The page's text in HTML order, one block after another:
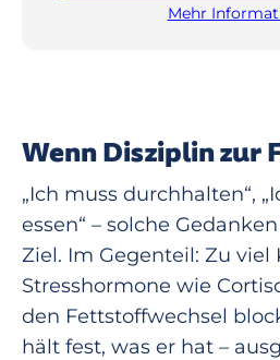
Mehr
Wenn Disziplin zur
„Ich muss durchhalten“,
essen“ – solche
Ziel. Im Gegenteil: Zu
Stresshormone wie
den Fettstoffwechsel
hält fest, was er hat –